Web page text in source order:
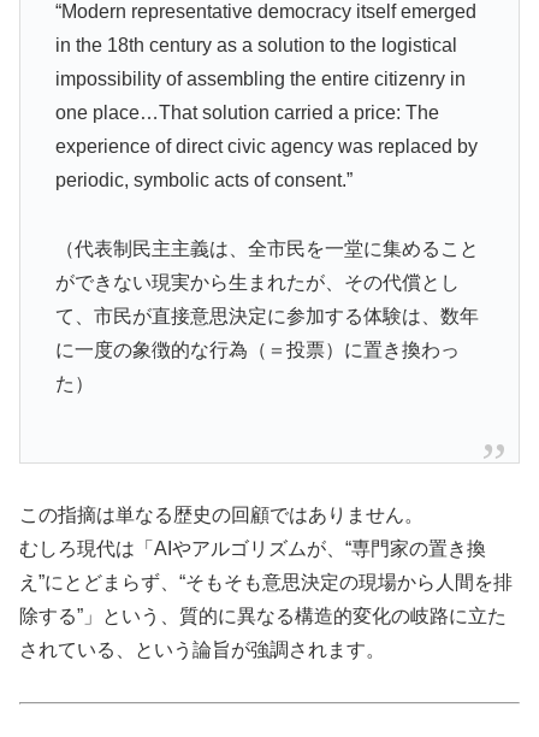
“Modern representative democracy itself emerged
in the 18th century as a solution to the logistical
impossibility of assembling the entire citizenry in
one place…That solution carried a price: The
experience of direct civic agency was replaced by
periodic, symbolic acts of consent.”
（代表制民主主義は、全市民を一堂に集めること
ができない現実から生まれたが、その代償とし
て、市民が直接意思決定に参加する体験は、数年
に一度の象徴的な行為（＝投票）に置き換わっ
た）
この指摘は単なる歴史の回顧ではありません。
むしろ現代は「AIやアルゴリズムが、“専門家の置き換
え”にとどまらず、“そもそも意思決定の現場から人間を排
除する”」という、質的に異なる構造的変化の岐路に立た
されている、という論旨が強調されます。